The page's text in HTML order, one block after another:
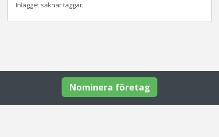
Inlägget saknar taggar.
Nominera företag